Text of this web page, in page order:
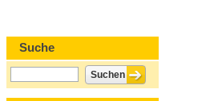
Suche